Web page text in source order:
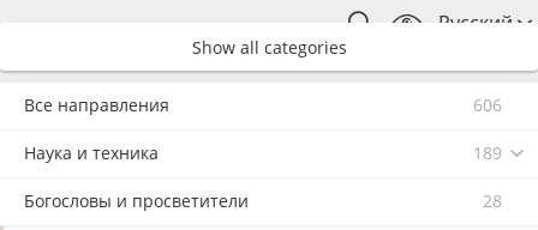
Русский
Show all categories
Все направления 606
Наука и техника 189
Богословы и просветители 28